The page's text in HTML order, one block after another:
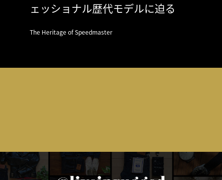
ェッショナル歴代モデルに迫る
The Heritage of Speedmaster